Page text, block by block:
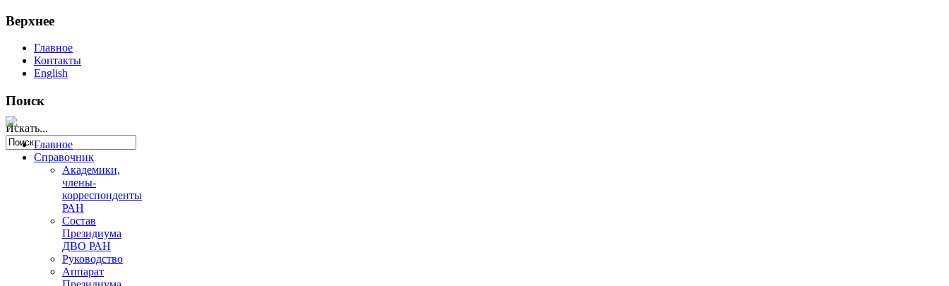
Верхнее
Главное
Контакты
English
Поиск
Искать...
Главное
Справочник
Академики,
члены-
корреспонденты
РАН
Состав
Президиума
ДВО РАН
Руководство
Аппарат